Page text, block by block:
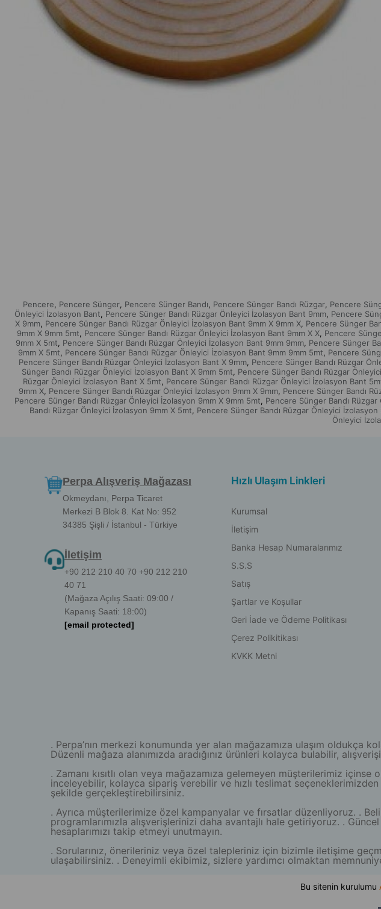
Pencere, Pencere Sünger, Pencere Sünger Bandı, Pencere Sünger Bandı Rüzgar, Pencere
Önleyici İzolasyon Bant, Pencere Sünger Bandı Rüzgar Önleyici İzolasyon Bant 9mm, Pencere
X 9mm, Pencere Sünger Bandı Rüzgar Önleyici İzolasyon Bant 9mm X 9mm X, Pencere Sünger
9mm X 9mm 5mt, Pencere Sünger Bandı Rüzgar Önleyici İzolasyon Bant 9mm X X, Pencere
9mm X 5mt, Pencere Sünger Bandı Rüzgar Önleyici İzolasyon Bant 9mm 9mm, Pencere Sünger
9mm X 5mt, Pencere Sünger Bandı Rüzgar Önleyici İzolasyon Bant 9mm 9mm 5mt, Pencere
Pencere Sünger Bandı Rüzgar Önleyici İzolasyon Bant X 9mm, Pencere Sünger Bandı Rüzgar
Sünger Bandı Rüzgar Önleyici İzolasyon Bant X 9mm 5mt, Pencere Sünger Bandı Rüzgar
Rüzgar Önleyici İzolasyon Bant X 5mt, Pencere Sünger Bandı Rüzgar Önleyici İzolasyon Bant
9mm X, Pencere Sünger Bandı Rüzgar Önleyici İzolasyon 9mm X 9mm, Pencere Sünger Bandı
Pencere Sünger Bandı Rüzgar Önleyici İzolasyon 9mm X 9mm 5mt, Pencere Sünger Bandı
Bandı Rüzgar Önleyici İzolasyon 9mm X 5mt, Pencere Sünger Bandı Rüzgar Önleyici İzolasyon
Önleyici
Perpa Alışveriş Mağazası
Okmeydanı, Perpa Ticaret
Merkezi B Blok 8. Kat No: 952
34385 Şişli / İstanbul - Türkiye
İletişim
+90 212 210 40 70 +90 212 210
40 71
(Mağaza Açılış Saati: 09:00 /
Kapanış Saati: 18:00)
[email protected]
Hızlı Ulaşım Linkleri
Kurumsal
İletişim
Banka Hesap Numaralarımız
S.S.S
Satış
Şartlar ve Koşullar
Geri İade ve Ödeme Politikası
Çerez Polikitikası
KVKK Metni
. Perpa’nın merkezi konumunda yer alan mağazamıza ulaşım oldukça
Düzenli mağaza alanımızda aradığınız ürünleri kolayca bulabilir,
. Zamanı kısıtlı olan veya mağazamıza gelemeyen müşterilerimiz
inceleyebilir, kolayca sipariş verebilir ve hızlı teslimat
şekilde gerçekleştirebilirsiniz.
. Ayrıca müşterilerimize özel kampanyalar ve fırsatlar düzenliyoruz. .
programlarımızla alışverişlerinizi daha avantajlı hale getiriyoruz. .
hesaplarımızı takip etmeyi unutmayın.
. Sorularınız, önerileriniz veya özel talepleriniz için bizimle iletişime
ulaşabilirsiniz. . Deneyimli ekibimiz, sizlere yardımcı olmaktan
Bu sitenin kurulumu